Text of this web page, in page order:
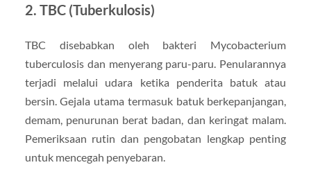
2. TBC (Tuberkulosis)
TBC disebabkan oleh bakteri Mycobacterium
tuberculosis dan menyerang paru-paru. Penularannya
terjadi melalui udara ketika penderita batuk atau
bersin. Gejala utama termasuk batuk berkepanjangan,
demam, penurunan berat badan, dan keringat malam.
Pemeriksaan rutin dan pengobatan lengkap penting
untuk mencegah penyebaran.